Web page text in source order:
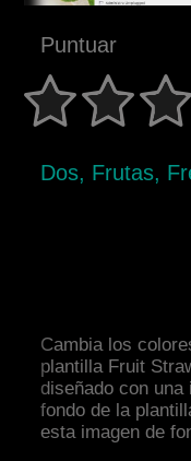
Puntuar
Dos, Frutas,
Cambia los
plantilla Fruit
diseñado con
fondo de la
esta imagen de